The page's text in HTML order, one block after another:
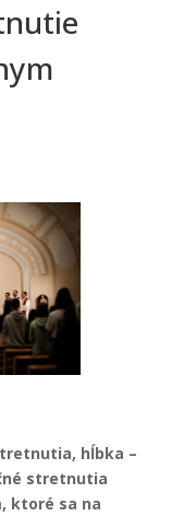
hĺbka –
stretnutia
ktoré sa na